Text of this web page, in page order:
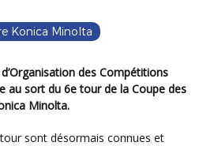
Konica Minolta
au sort du 6e tour de la Coupe des
Minolta.